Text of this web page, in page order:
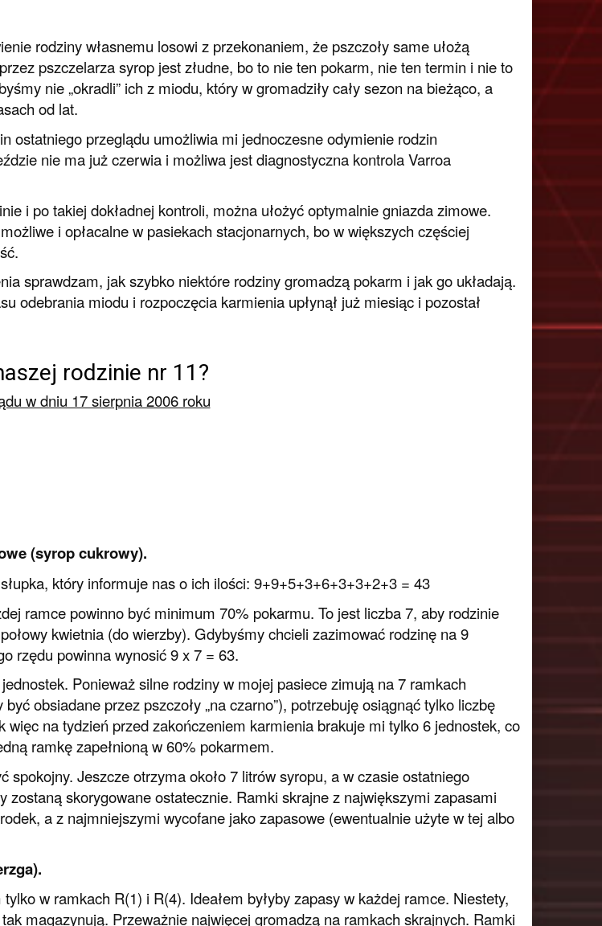
rodziny własnemu losowi z przekonaniem, że pszczoły same ułożą
pszczelarza syrop jest złudne, bo to nie ten pokarm, nie ten termin i nie to
nie „okradli” ich z miodu, który w gromadziły cały sezon na bieżąco, a
od lat.
ostatniego przeglądu umożliwia mi jednoczesne odymienie rodzin
nie ma już czerwia i możliwa jest diagnostyczna kontrola Varroa
i po takiej dokładnej kontroli, można ułożyć optymalnie gniazda zimowe.
i opłacalne w pasiekach stacjonarnych, bo w większych częściej
sprawdzam, jak szybko niektóre rodziny gromadzą pokarm i jak go układają.
odebrania miodu i rozpoczęcia karmienia upłynął już miesiąc i pozostał
rodzinie nr 11?
w dniu 17 sierpnia 2006 roku
(syrop cukrowy).
który informuje nas o ich ilości: 9+9+5+3+6+3+3+2+3 = 43
ramce powinno być minimum 70% pokarmu. To jest liczba 7, aby rodzinie
kwietnia (do wierzby). Gdybyśmy chcieli zazimować rodzinę na 9
rzędu powinna wynosić 9 x 7 = 63.
Ponieważ silne rodziny w mojej pasiece zimują na 7 ramkach
obsiadane przez pszczoły „na czarno”), potrzebuję osiągnąć tylko liczbę
więc na tydzień przed zakończeniem karmienia brakuje mi tylko 6 jednostek, co
ramkę zapełnioną w 60% pokarmem.
spokojny. Jeszcze otrzyma około 7 litrów syropu, a w czasie ostatniego
zostaną skorygowane ostatecznie. Ramki skrajne z największymi zapasami
a z najmniejszymi wycofane jako zapasowe (ewentualnie użyte w tej albo
w ramkach R(1) i R(4). Ideałem byłyby zapasy w każdej ramce. Niestety,
magazynują. Przeważnie najwięcej gromadzą na ramkach skrajnych. Ramki